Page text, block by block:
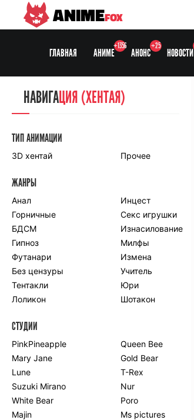
ANIMEFOX
ГЛАВНАЯ АНИМЕ
+1356
АНОНС
+25
НОВОСТИ
НАВИГАЦИЯ
СЕЗОНЫ
Anidub
Animedia
Kansai studio
Onibaku
Shiza project
ПО ЖАНРАМ
Комедия
Приключения
Романтика
Школа
Этти
Боевые
искусства
Гарем
Драма
Игры
Исторический
Магия
Фантастика
Фэнтези
Мистика
Попаданцы в
другой мир
Хентай
НАВИГАЦИЯ (ХЕНТАЯ)
ТИП АНИМАЦИИ
3D хентай Прочее
ЖАНРЫ
Анал
Инцест
Горничные
Секс игрушки
БДСМ
Изнасилование
Гипноз
Милфы
Футанари
Измена
Без цензуры
Учитель
Тентакли
Юри
Лоликон
Шотакон
СТУДИИ
PinkPineapple
Queen Bee
Mary Jane
Gold Bear
Lune
T-Rex
Suzuki Mirano
Nur
White Bear
Poro
Majin
Ms pictures